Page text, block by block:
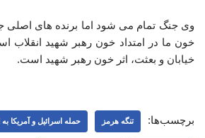
وی جنگ تمام می شود اما برنده های اصلی
خون ما در امتداد خون رهبر شهید
خیابان و بعثت، اثر خون رهبر شهید است.
برچسب‌ها: تنگه هرمز حمله اسرائیل و آمریکا به